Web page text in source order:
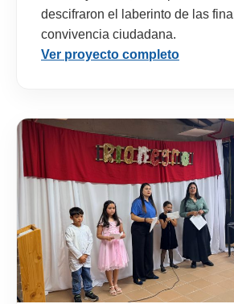
descifraron el laberinto de las
convivencia ciudadana.
Ver proyecto completo